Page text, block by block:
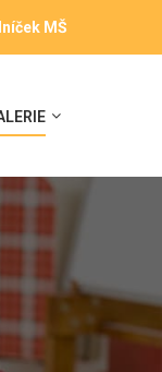
MŠ